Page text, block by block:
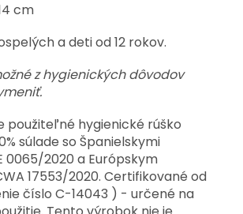
cm
a deti od 12 rokov.
z hygienických dôvodov
použiteľné hygienické rúško
súlade so Španielskymi
0065/2020 a Európskym
17553/2020. Certifikované od
číslo C-14043 ) - určené na